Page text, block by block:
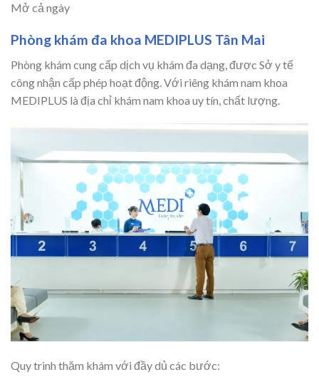
Mở cả ngày
Phòng khám đa khoa MEDIPLUS Tân Mai
Phòng khám cung cấp dịch vụ khám đa dạng, được Sở y tế
công nhận cấp phép hoạt động. Với riêng khám nam khoa
MEDIPLUS là địa chỉ khám nam khoa uy tín, chất lượng.
Quy trình thăm khám với đầy dủ các bước: